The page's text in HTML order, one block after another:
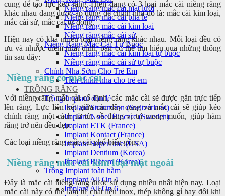
Niềng răng mắc cài mặt lưỡi
Niềng răng mắc cài pha lê
Niềng răng mắc cài kim loại
Niềng răng mắc cài sứ
Niềng Răng Mắc Cài Tự Buộc
Niềng răng mắc cài kim loại tự buộc
Niềng răng mắc cài sứ tự buộc
Chỉnh Nha Sớm Cho Trẻ Em
Tiền chỉnh nha cho trẻ em
TRỒNG RĂNG
Trồng Implant đơn lẻ
Implant Straumann (Switzerland)
Implant Nobel Biocare (Sweden)
Implant ETK (France)
Implant Kontact (France)
Implant SuperLine (USA)
Implant Dentium (Korea)
Implant Biotem (Korea)
Trồng Implant toàn hàm
Implant All On 4
Implant All On 6
cung để tạo lực kéo răng. Hiện đang có 3 loại mắc cài niềng răng
khác nhau đang được áp dụng để chỉnh nha đó là: mắc cài kim loại,
mắc cài sứ, mắc cài tự đóng.
Hiện nay có khá nhiều loại niềng răng khác nhau. Mỗi loại đều có
ưu và nhược điểm nhất định, bạn có thể tìm hiểu qua những thông
tin sau đây:
Niềng răng có mắc cài
Với niềng răng mắc cài cố định, các mắc cài sẽ được gắn trực tiếp
lên răng. Lực liên kết giữa các dây cung và mắc cài sẽ giúp kéo
chỉnh răng một cách từ từ, về đúng vị trí mong muốn, giúp hàm
răng trở nên đều đẹp.
Các loại niềng răng mắc cài phổ biến gồm:
Niềng răng mắc cài kim loại mặt ngoài
Đây là mắc cài niềng răng được sử dụng nhiều nhất hiện nay. Loại
mắc cài này có thể làm từ chất liệu inox, thép không gỉ hay đôi khi